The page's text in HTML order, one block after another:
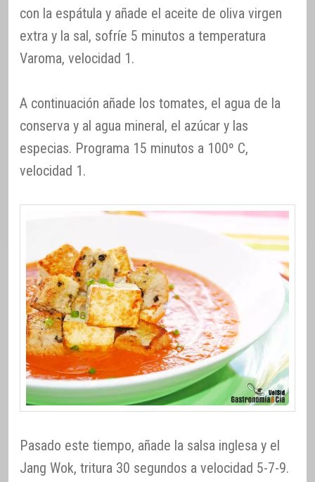
con la espátula y añade el aceite de oliva virgen
extra y la sal, sofríe 5 minutos a temperatura
Varoma, velocidad 1.
A continuación añade los tomates, el agua de la
conserva y al agua mineral, el azúcar y las
especias. Programa 15 minutos a 100º C,
velocidad 1.
Pasado este tiempo, añade la salsa inglesa y el
Jang Wok, tritura 30 segundos a velocidad 5-7-9.